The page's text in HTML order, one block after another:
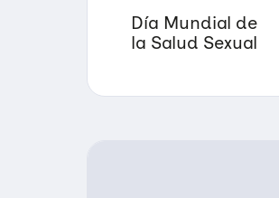
Día Mundial de
la Salud Sexual